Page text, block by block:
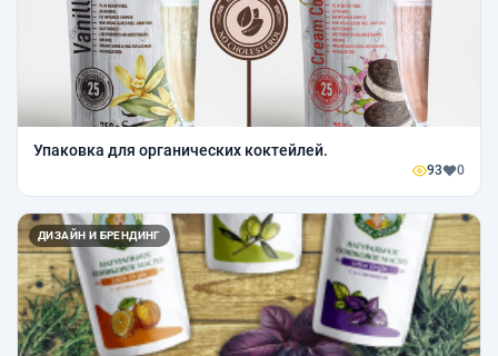
Упаковка для органических коктейлей.
93 0
ДИЗАЙН И БРЕНДИНГ